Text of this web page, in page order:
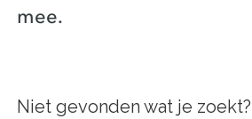
mee.
Niet gevonden wat je zoekt?